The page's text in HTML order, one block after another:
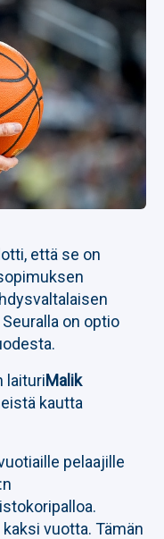
että se on
on optio
laituriMalik
kautta
pelaajille
vuotta. Tämän